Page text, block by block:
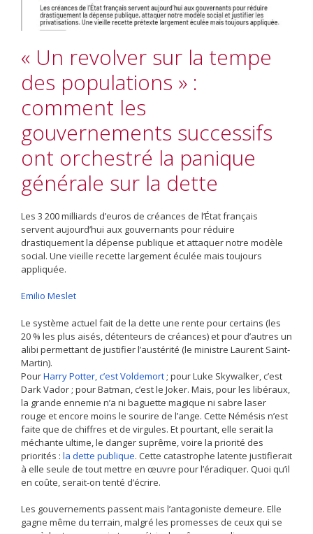
« Un revolver sur la tempe
des populations » :
comment les
gouvernements successifs
ont orchestré la panique
générale sur la dette
Les 3 200 milliards d’euros de créances de l’État français
servent aujourd’hui aux gouvernants pour réduire
drastiquement la dépense publique et attaquer notre modèle
social. Une vieille recette largement éculée mais toujours
appliquée.
Emilio Meslet
Le système actuel fait de la dette une rente pour certains (les
20 % les plus aisés, détenteurs de créances) et pour d’autres un
alibi permettant de justifier l’austérité (le ministre Laurent Saint-
Martin).
PourHarry Potter, c’est Voldemort; pour Luke Skywalker, c’est
Dark Vador ; pour Batman, c’est le Joker. Mais, pour les libéraux,
la grande ennemie n’a ni baguette magique ni sabre laser
rouge et encore moins le sourire de l’ange. Cette Némésis n’est
faite que de chiffres et de virgules. Et pourtant, elle serait la
méchante ultime, le danger suprême, voire la priorité des
priorités : la dette publique. Cette catastrophe latente justifierait
à elle seule de tout mettre en œuvre pour l’éradiquer. Quoi qu’il
en coûte, serait-on tenté d’écrire.
Les gouvernements passent mais l’antagoniste demeure. Elle
gagne même du terrain, malgré les promesses de ceux qui se